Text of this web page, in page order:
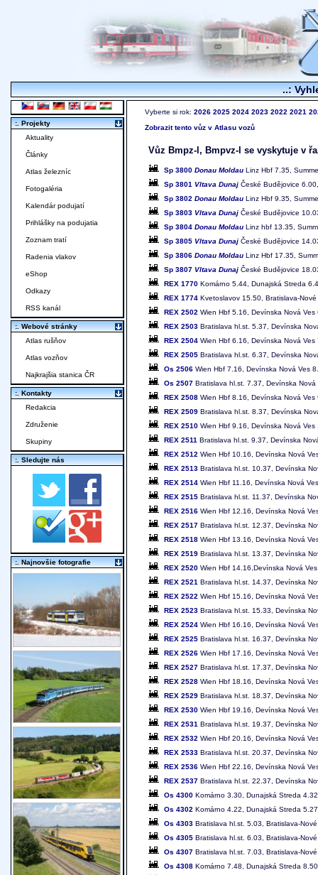
..:
Vyberte si rok: 2026 2025 2024 2023 2022 2021
Zobrazit tento vůz v Atlasu vozů
Vůz Bmpz-l, Bmpvz-l se vyskytuje v
Sp 3800 Donau Moldau Linz Hbf 7.35,
Sp 3801 Vltava Dunaj České Budějovice
Sp 3802 Donau Moldau Linz Hbf 9.35,
Sp 3803 Vltava Dunaj České Budějovice
Sp 3804 Donau Moldau Linz hbf 13.35,
Sp 3805 Vltava Dunaj České Budějovice
Sp 3806 Donau Moldau Linz Hbf 17.35,
Sp 3807 Vltava Dunaj České Budějovice
REX 1770 Komárno 5.44, Dunajská Streda
REX 1774 Kvetoslavov 15.50, Bratislava-
REX 2502 Wien Hbf 5.16, Devínska Nová
REX 2503 Bratislava hl.st. 5.37, Devínska
REX 2504 Wien Hbf 6.16, Devínska Nová
REX 2505 Bratislava hl.st. 6.37, Devínska
Os 2506 Wien Hbf 7.16, Devínska Nová Ves
Os 2507 Bratislava hl.st. 7.37, Devínska Nová
REX 2508 Wien Hbf 8.16, Devínska Nová
REX 2509 Bratislava hl.st. 8.37, Devínska
REX 2510 Wien Hbf 9.16, Devínska Nová
REX 2511 Bratislava hl.st. 9.37, Devínska
REX 2512 Wien Hbf 10.16, Devínska Nová
REX 2513 Bratislava hl.st. 10.37, Devínska
REX 2514 Wien Hbf 11.16, Devínska Nová
REX 2515 Bratislava hl.st. 11.37, Devínska
REX 2516 Wien Hbf 12.16, Devínska Nová
REX 2517 Bratislava hl.st. 12.37, Devínska
REX 2518 Wien Hbf 13.16, Devínska Nová
REX 2519 Bratislava hl.st. 13.37, Devínska
REX 2520 Wien Hbf 14.16,Devínska Nová
REX 2521 Bratislava hl.st. 14.37, Devínska
REX 2522 Wien Hbf 15.16, Devínska Nová
REX 2523 Bratislava hl.st. 15.33, Devínska
REX 2524 Wien Hbf 16.16, Devínska Nová
REX 2525 Bratislava hl.st. 16.37, Devínska
REX 2526 Wien Hbf 17.16, Devínska Nová
REX 2527 Bratislava hl.st. 17.37, Devínska
REX 2528 Wien Hbf 18.16, Devínska Nová
REX 2529 Bratislava hl.st. 18.37, Devínska
REX 2530 Wien Hbf 19.16, Devínska Nová
REX 2531 Bratislava hl.st. 19.37, Devínska
REX 2532 Wien Hbf 20.16, Devínska Nová
REX 2533 Bratislava hl.st. 20.37, Devínska
REX 2536 Wien Hbf 22.16, Devínska Nová
REX 2537 Bratislava hl.st. 22.37, Devínska
Os 4300 Komárno 3.30, Dunajská Streda
Os 4302 Komárno 4.22, Dunajská Streda
Os 4303 Bratislava hl.st. 5.03, Bratislava-
Os 4305 Bratislava hl.st. 6.03, Bratislava-
Os 4307 Bratislava hl.st. 7.03, Bratislava-
Os 4308 Komárno 7.48, Dunajská Streda
:. Projekty
Aktuality
Články
Atlas železníc
Fotogaléria
Kalendár podujatí
Prihlášky na podujatia
Zoznam tratí
Radenia vlakov
eShop
Odkazy
RSS kanál
:. Webové stránky
Atlas rušňov
Atlas vozňov
Najkrajšia stanica ČR
:. Kontakty
Redakcia
Združenie
Skupiny
:. Sledujte nás
:. Najnovšie fotografie